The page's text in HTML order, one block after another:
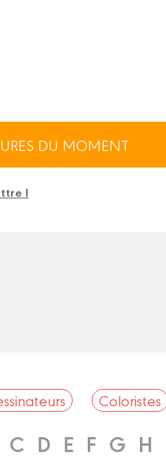
DU MOMENT
I
Coloristes
C D E F G H